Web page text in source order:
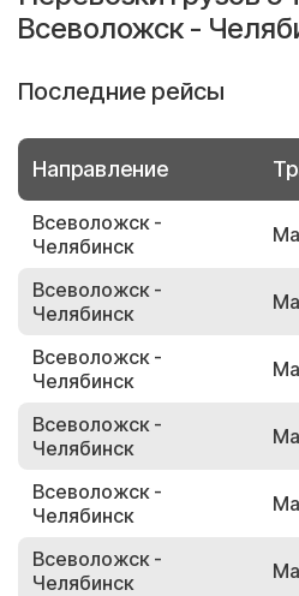
Всеволожск -
Последние рейсы
Направление
Всеволожск -
Челябинск
Всеволожск -
Челябинск
Всеволожск -
Челябинск
Всеволожск -
Челябинск
Всеволожск -
Челябинск
Всеволожск -
Челябинск